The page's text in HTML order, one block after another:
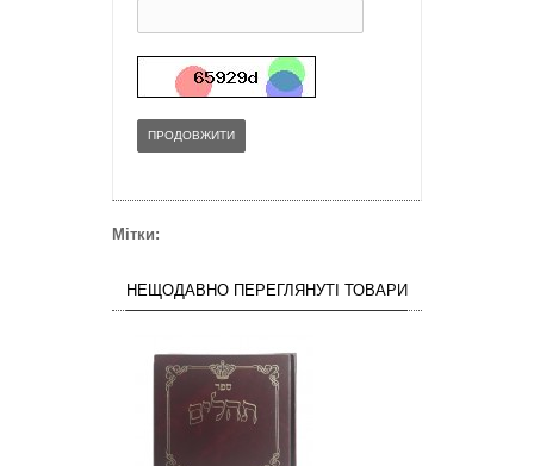
ПРОДОВЖИТИ
Мітки:
НЕЩОДАВНО ПЕРЕГЛЯНУТІ ТОВАРИ